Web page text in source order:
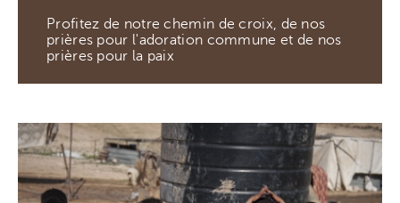
Profitez de notre chemin de croix, de nos
prières pour l'adoration commune et de nos
prières pour la paix